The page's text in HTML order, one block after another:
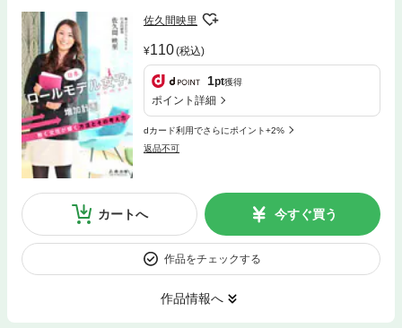
佐久間映里
110(税込)
1pt獲得
ポイント詳細
dカード利用でさらにポイント+2%
返品不可
カートへ 今すぐ買う
作品をチェックする
作品情報へ